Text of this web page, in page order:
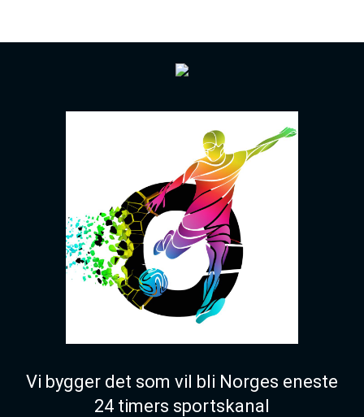
Vi bygger det som vil bli Norges eneste
24 timers sportskanal